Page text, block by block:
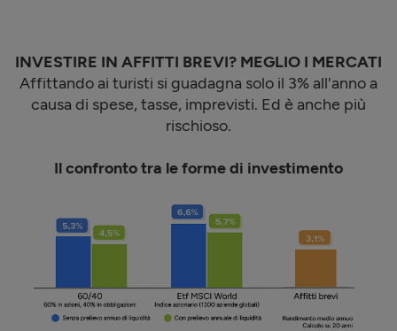
INVESTIRE IN AFFITTI BREVI? MEGLIO I MERCATI
Affittando ai turisti si guadagna solo il 3% all'anno a
causa di spese, tasse, imprevisti. Ed è anche più
rischioso.
Il confronto tra le forme di investimento